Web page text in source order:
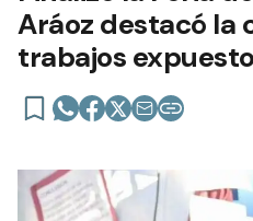
Aráoz destacó la
trabajos